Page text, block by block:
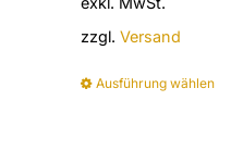
war:
41,00 €
zzgl. Versand
Ausführung wählen